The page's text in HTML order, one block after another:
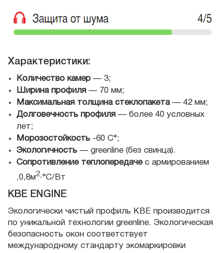
Характеристики:
Количество камер — 3;
Ширина профиля — 70 мм;
Максимальная толщина стеклопакета— 42 мм;
Долговечность профиля — более 40 условных
лет;
Морозостойкость -60 С°;
Экологичность — greenline (без свинца).
Сопротивление теплопередачес армированием
,0,8м2·°С/Вт
КВЕ ENGINE
Экологически чистый профиль КВЕ производится
по уникальной технологии greenline. Экологическая
безопасность окон соответствует
международному стандарту экомаркировки